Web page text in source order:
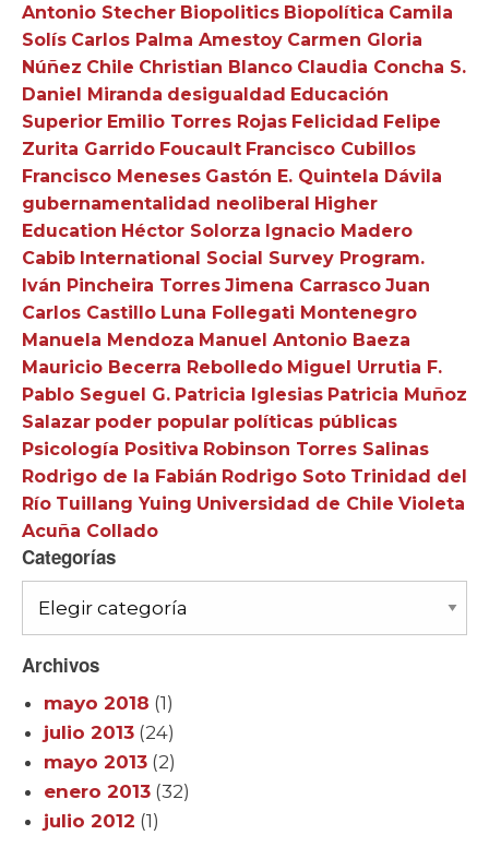
Antonio Stecher Biopolitics Biopolítica Camila
Solís Carlos Palma Amestoy Carmen Gloria
Núñez Chile Christian Blanco Claudia Concha S.
Daniel Miranda desigualdad Educación
Superior Emilio Torres Rojas Felicidad Felipe
Zurita Garrido Foucault Francisco Cubillos
Francisco Meneses Gastón E. Quintela Dávila
gubernamentalidad neoliberal Higher
Education Héctor Solorza Ignacio Madero
Cabib International Social Survey Program.
Iván Pincheira Torres Jimena Carrasco Juan
Carlos Castillo Luna Follegati Montenegro
Manuela Mendoza Manuel Antonio Baeza
Mauricio Becerra Rebolledo Miguel Urrutia F.
Pablo Seguel G. Patricia Iglesias Patricia Muñoz
Salazar poder popular políticas públicas
Psicología Positiva Robinson Torres Salinas
Rodrigo de la Fabián Rodrigo Soto Trinidad del
Río Tuillang Yuing Universidad de Chile Violeta
Acuña Collado
Categorías
Archivos
mayo 2018 (1)
julio 2013 (24)
mayo 2013 (2)
enero 2013 (32)
julio 2012 (1)